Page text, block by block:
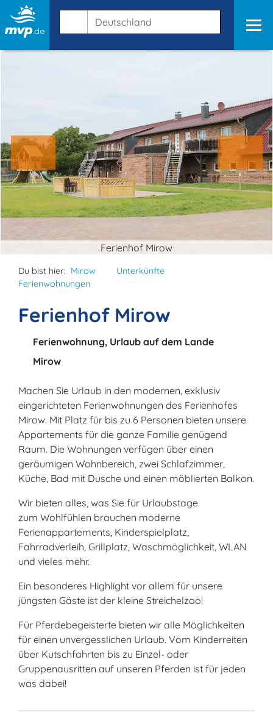
Ferienhof Mirow
Du bist hier: Mirow
Unterkünfte
Ferienwohnungen
Ferienhof Mirow
Ferienwohnung, Urlaub auf dem Lande
Mirow
Machen Sie Urlaub in den modernen, exklusiv
eingerichteten Ferienwohnungen des Ferienhofes
Mirow. Mit Platz für bis zu 6 Personen bieten unsere
Appartements für die ganze Familie genügend
Raum. Die Wohnungen verfügen über einen
geräumigen Wohnbereich, zwei Schlafzimmer,
Küche, Bad mit Dusche und einen möblierten Balkon.
Wir bieten alles, was Sie für Urlaubstage
zum Wohlfühlen brauchen moderne
Ferienappartements, Kinderspielplatz,
Fahrradverleih, Grillplatz, Waschmöglichkeit, WLAN
und vieles mehr.
Ein besonderes Highlight vor allem für unsere
jüngsten Gäste ist der kleine Streichelzoo!
Für Pferdebegeisterte bieten wir alle Möglichkeiten
für einen unvergesslichen Urlaub. Vom Kinderreiten
über Kutschfahrten bis zu Einzel- oder
Gruppenausritten auf unseren Pferden ist für jeden
was dabei!